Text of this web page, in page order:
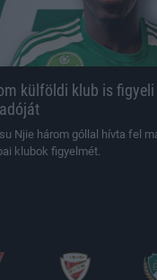
külföldi klub is figyeli
Njie három góllal hívta fel
klubok figyelmét.